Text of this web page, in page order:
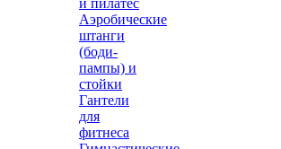
и пилатес
Аэробические
штанги
(боди-
пампы) и
стойки
Гантели
для
фитнеса